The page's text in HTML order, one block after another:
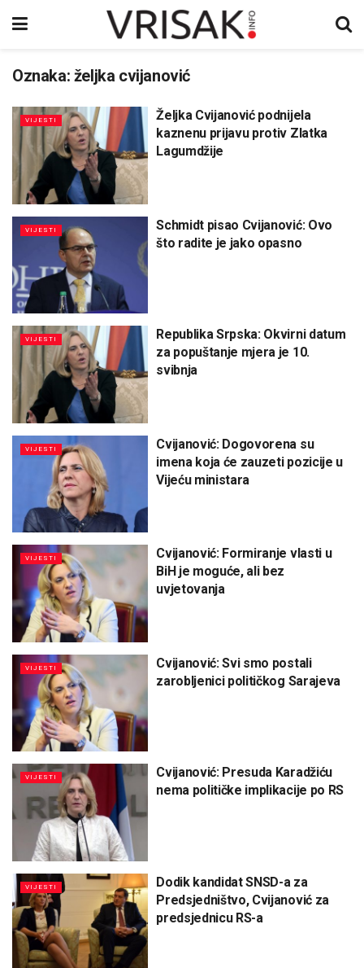
Oznaka: željka cvijanović
VIJESTI
Željka Cvijanović podnijela
kaznenu prijavu protiv Zlatka
Lagumdžije
VIJESTI
Schmidt pisao Cvijanović: Ovo
što radite je jako opasno
VIJESTI
Republika Srpska: Okvirni datum
za popuštanje mjera je 10.
svibnja
VIJESTI
Cvijanović: Dogovorena su
imena koja će zauzeti pozicije u
Vijeću ministara
VIJESTI
Cvijanović: Formiranje vlasti u
BiH je moguće, ali bez
uvjetovanja
VIJESTI
Cvijanović: Svi smo postali
zarobljenici političkog Sarajeva
VIJESTI
Cvijanović: Presuda Karadžiću
nema političke implikacije po RS
VIJESTI
Dodik kandidat SNSD-a za
Predsjedništvo, Cvijanović za
predsjednicu RS-a